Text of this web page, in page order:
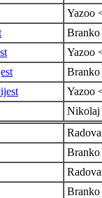
Yazoo
Branko
Yazoo
Branko
Yazoo
Nikolaj
Branko
Branko